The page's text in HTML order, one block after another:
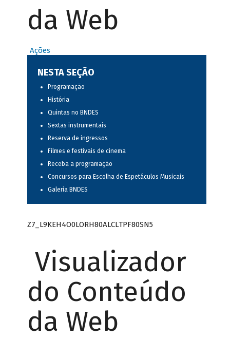
da Web
Ações
NESTA SEÇÃO
Programação
História
Quintas no BNDES
Sextas instrumentais
Reserva de ingressos
Filmes e festivais de cinema
Receba a programação
Concursos para Escolha de Espetáculos Musicais
Galeria BNDES
Z7_L9KEH4O0LORH80ALCLTPF80SN5
Visualizador
do Conteúdo
da Web